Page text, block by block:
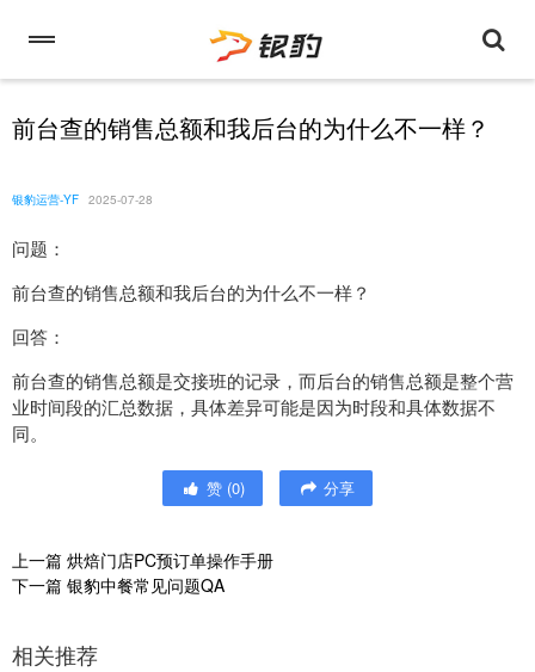
前台查的销售总额和我后台的为什么不一样？
银豹运营-YF 2025-07-28
问题：
前台查的销售总额和我后台的为什么不一样？
回答：
前台查的销售总额是交接班的记录，而后台的销售总额是整个营
业时间段的汇总数据，具体差异可能是因为时段和具体数据不
同。
赞 (0) 分享
上一篇 烘焙门店PC预订单操作手册
下一篇 银豹中餐常见问题QA
相关推荐